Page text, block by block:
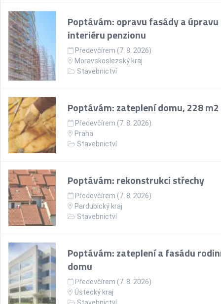
Poptávám: opravu fasády a úpravu
interiéru penzionu
Předevčírem (7. 8. 2026)
Moravskoslezský kraj
Stavebnictví
Poptávám: zateplení domu, 228 m2
Předevčírem (7. 8. 2026)
Praha
Stavebnictví
Poptávám: rekonstrukci střechy
Předevčírem (7. 8. 2026)
Pardubický kraj
Stavebnictví
Poptávám: zateplení a fasádu
domu
Předevčírem (7. 8. 2026)
Ústecký kraj